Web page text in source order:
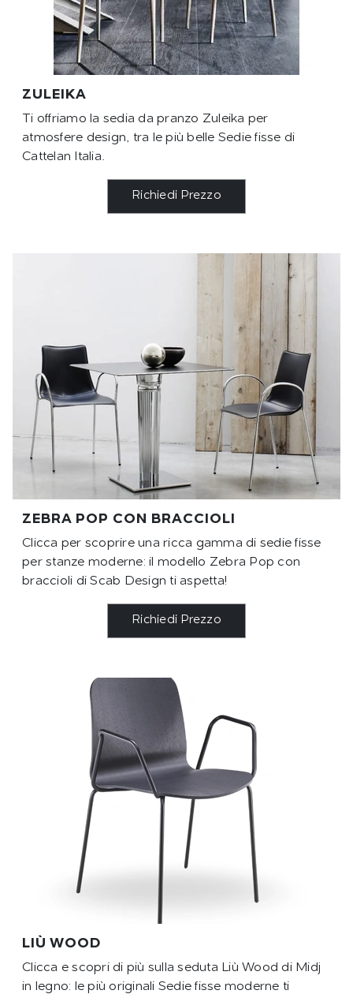
ZULEIKA
Ti offriamo la sedia da pranzo Zuleika per
atmosfere design, tra le più belle Sedie fisse di
Cattelan Italia.
Richiedi Prezzo
ZEBRA POP CON BRACCIOLI
Clicca per scoprire una ricca gamma di sedie fisse
per stanze moderne: il modello Zebra Pop con
braccioli di Scab Design ti aspetta!
Richiedi Prezzo
LIÙ WOOD
Clicca e scopri di più sulla seduta Liù Wood di Midj
in legno: le più originali Sedie fisse moderne ti